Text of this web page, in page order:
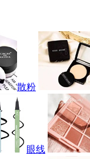
散粉
眼线